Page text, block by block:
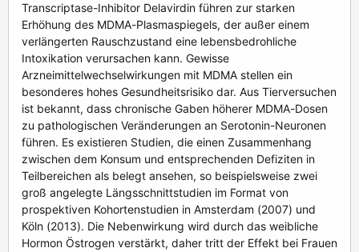
Transcriptase-Inhibitor Delavirdin führen zur starken
Erhöhung des MDMA-Plasmaspiegels, der außer einem
verlängerten Rauschzustand eine lebensbedrohliche
Intoxikation verursachen kann. Gewisse
Arzneimittelwechselwirkungen mit MDMA stellen ein
besonderes hohes Gesundheitsrisiko dar. Aus Tierversuchen
ist bekannt, dass chronische Gaben höherer MDMA-Dosen
zu pathologischen Veränderungen an Serotonin-Neuronen
führen. Es existieren Studien, die einen Zusammenhang
zwischen dem Konsum und entsprechenden Defiziten in
Teilbereichen als belegt ansehen, so beispielsweise zwei
groß angelegte Längsschnittstudien im Format von
prospektiven Kohortenstudien in Amsterdam (2007) und
Köln (2013). Die Nebenwirkung wird durch das weibliche
Hormon Östrogen verstärkt, daher tritt der Effekt bei Frauen